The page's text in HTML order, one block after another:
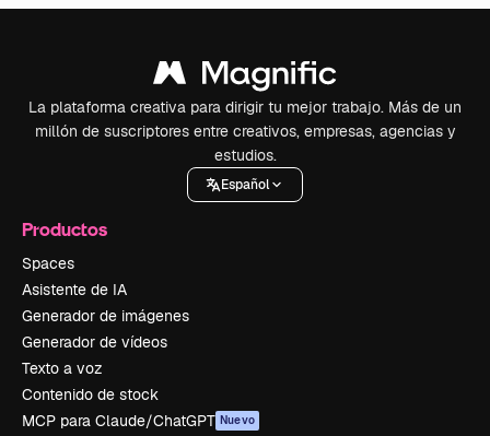
La plataforma creativa para dirigir tu mejor trabajo. Más de un
millón de suscriptores entre creativos, empresas, agencias y
estudios.
Español
Productos
Spaces
Asistente de IA
Generador de imágenes
Generador de vídeos
Texto a voz
Contenido de stock
MCP para Claude/ChatGPT Nuevo